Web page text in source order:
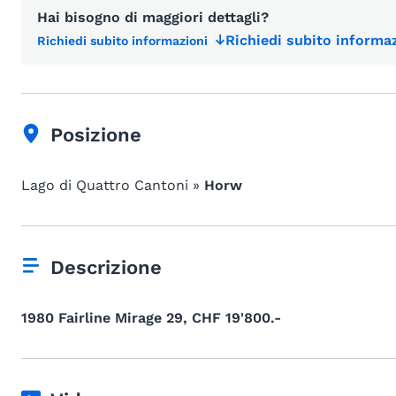
Hai bisogno di maggiori dettagli?
Richiedi subito informazioni Richiedi subito
Posizione
Lago di Quattro Cantoni » Horw
Descrizione
1980 Fairline Mirage 29, CHF 19'800.-